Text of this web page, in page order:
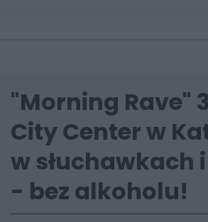
"Morning Rave"
City Center w
w słuchawkach
- bez alkoholu!